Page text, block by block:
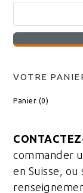
VOTRE
Panier (0)
commander
en Suisse, ou